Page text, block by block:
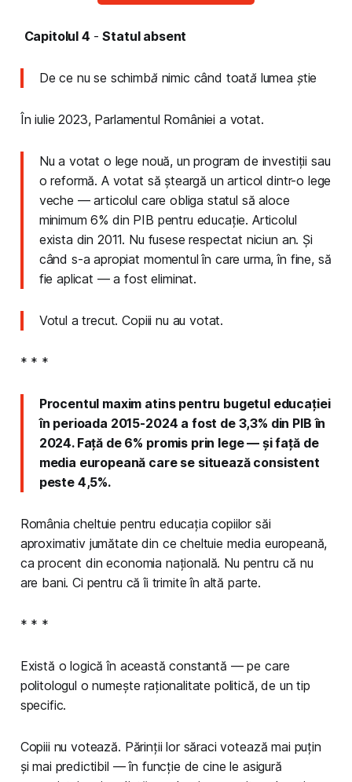
Capitolul 4 -Statul absent
De ce nu se schimbă nimic când toată lumea știe
În iulie 2023, Parlamentul României a votat.
Nu a votat o lege nouă, un program de investiții sau
o reformă. A votat să șteargă un articol dintr-o lege
veche — articolul care obliga statul să aloce
minimum 6% din PIB pentru educație. Articolul
exista din 2011. Nu fusese respectat niciun an. Și
când s-a apropiat momentul în care urma, în fine, să
fie aplicat — a fost eliminat.
Votul a trecut. Copiii nu au votat.
* * *
Procentul maxim atins pentru bugetul educației
în perioada 2015-2024 a fost de 3,3% din PIB în
2024. Față de 6% promis prin lege — și față de
media europeană care se situează consistent
peste 4,5%.
România cheltuie pentru educația copiilor săi
aproximativ jumătate din ce cheltuie media europeană,
ca procent din economia națională. Nu pentru că nu
are bani. Ci pentru că îi trimite în altă parte.
* * *
Există o logică în această constantă — pe care
politologul o numește raționalitate politică, de un tip
specific.
Copiii nu votează. Părinții lor săraci votează mai puțin
și mai predictibil — în funcție de cine le asigură